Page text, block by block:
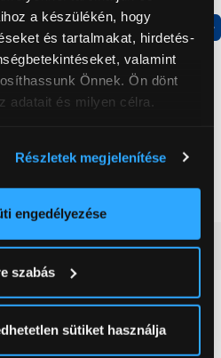
a készülékén, hogy
és tartalmakat, hirdetés-
valamint
Önnek. Ön dönt
adatait és milyen célra.
méteres pontossággal
beazonosítása annak konkrét
aRészletek
vagy visszavonhatja a
Részletek megjelenítése
engedélyezése
szabás
sütiket használja
Gorenje N619EAXL4
kombinált hűtőszekrény